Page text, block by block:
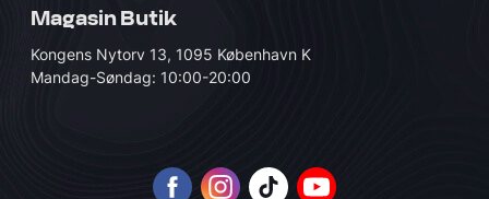
Magasin Butik
Kongens Nytorv 13, 1095 København K
Mandag-Søndag: 10:00-20:00